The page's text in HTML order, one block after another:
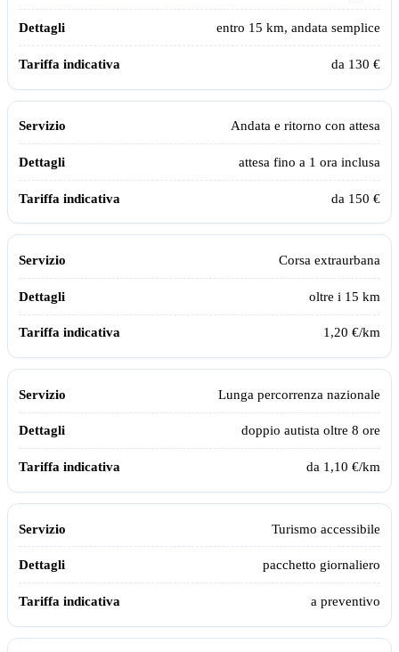
entro 15 km, andata semplice
da 130 €
Andata e ritorno con attesa
attesa fino a 1 ora inclusa
da 150 €
Corsa extraurbana
oltre i 15 km
1,20 €/km
Lunga percorrenza nazionale
doppio autista oltre 8 ore
da 1,10 €/km
Turismo accessibile
pacchetto giornaliero
a preventivo